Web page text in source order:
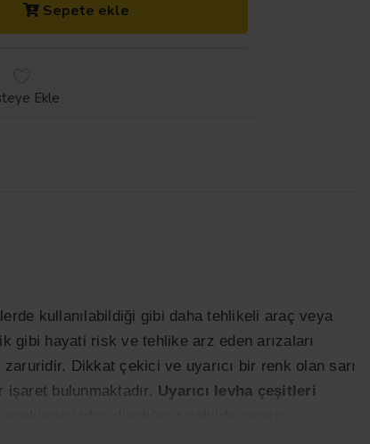
Sepete ekle
Ekle
kullanılabildiği gibi daha tehlikeli araç veya
gibi hayati risk ve tehlike arz eden arızaları
Dikkat çekici ve uyarıcı bir renk olan sarı
işaret bulunmaktadır. Uyarıcı levha çeşitleri